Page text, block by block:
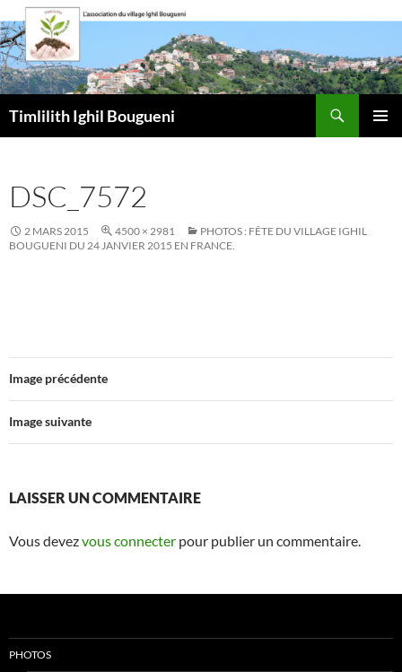
Aller
au
contenu
Timlilith Ighil Bougueni
DSC_7572
2 MARS 2015 4500 × 2981
PHOTOS : FÊTE DU VILLAGE IGHIL
BOUGUENI DU 24 JANVIER 2015 EN FRANCE.
Image précédente
Image suivante
LAISSER UN COMMENTAIRE
Vous devezvous connecter pour publier un commentaire.
PHOTOS